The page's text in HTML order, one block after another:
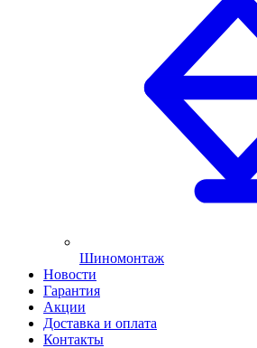
Шиномонтаж
Новости
Гарантия
Акции
Доставка и оплата
Контакты